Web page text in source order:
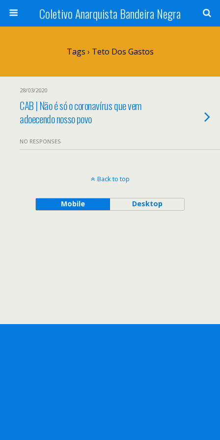
Coletivo Anarquista Bandeira Negra
Tags › Teto Dos Gastos
28/03/2020
CAB | Não é só o coronavírus que vem
adoecendo nosso povo
NO RESPONSES
Back to top
Mobile Desktop